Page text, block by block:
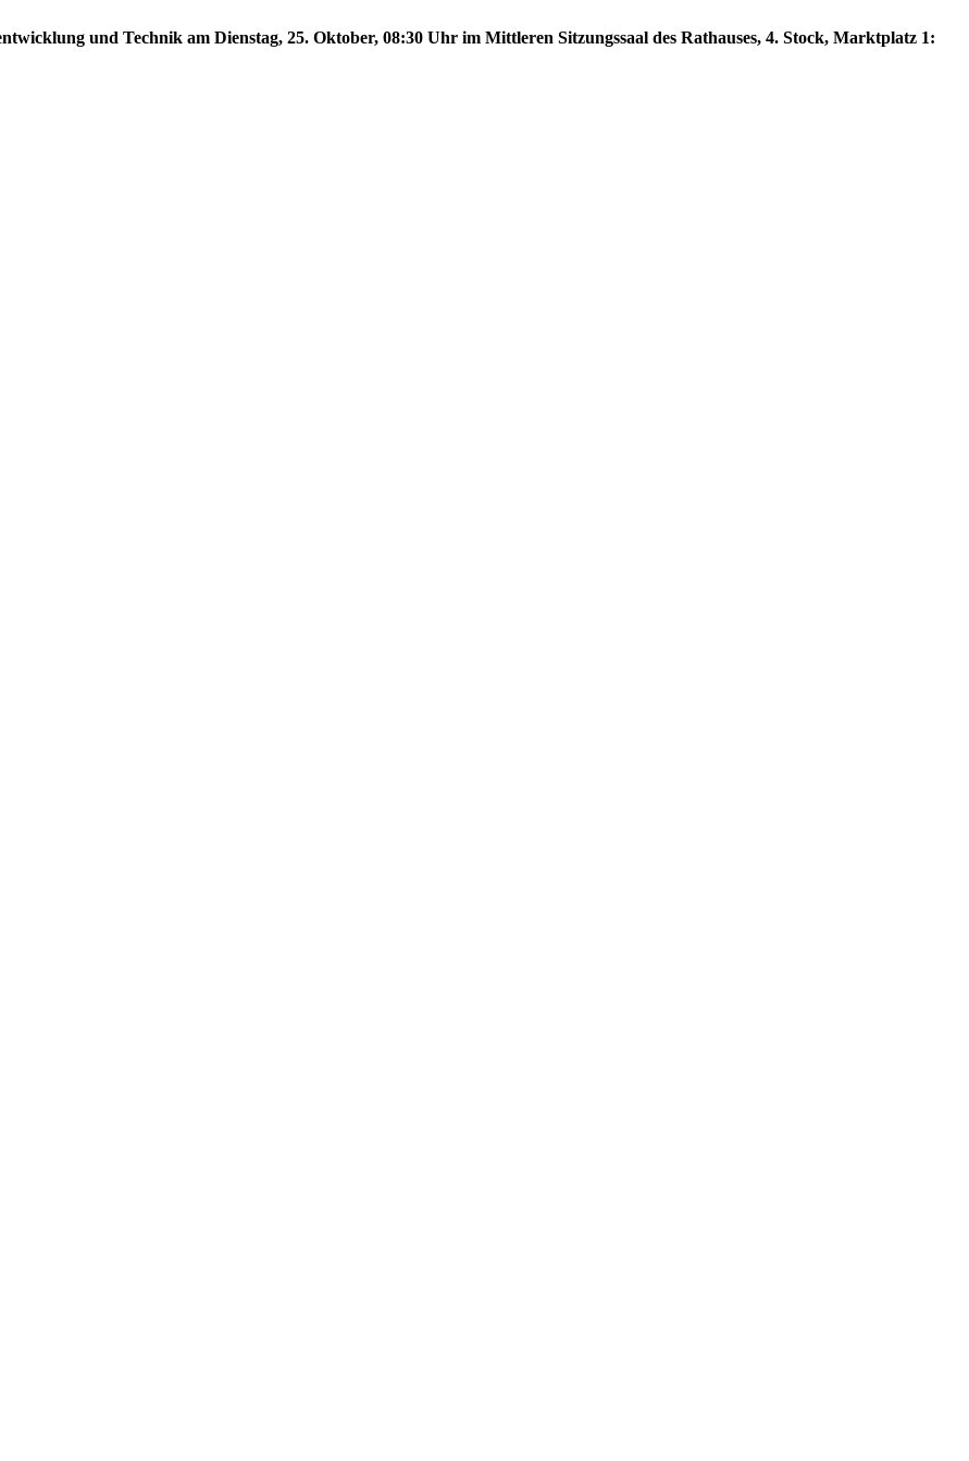
und Technik am Dienstag, 25. Oktober, 08:30 Uhr im Mittleren Sitzungssaal des Rathauses, 4. Stock, Marktplatz 1: